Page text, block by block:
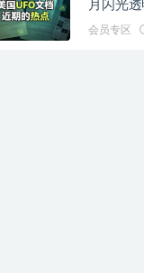
月闪光
会员专区